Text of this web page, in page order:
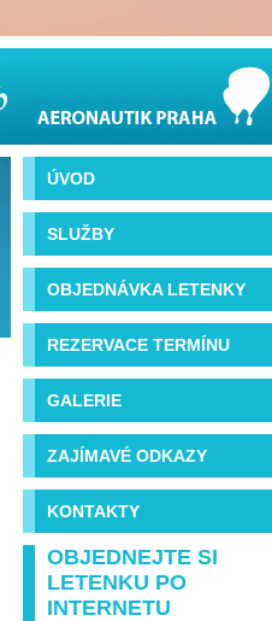
ÚVOD
SLUŽBY
OBJEDNÁVKA LETENKY
REZERVACE TERMÍNU
GALERIE
ZAJÍMAVÉ ODKAZY
KONTAKTY
OBJEDNEJTE SI
LETENKU PO
INTERNETU